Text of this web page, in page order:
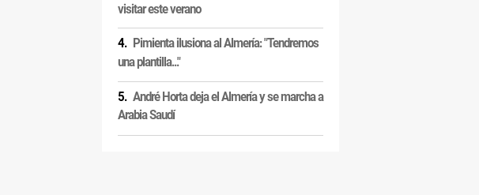
visitar este verano
Pimienta ilusiona al Almería: "Tendremos
una plantilla..."
André Horta deja el Almería y se marcha a
Arabia Saudí